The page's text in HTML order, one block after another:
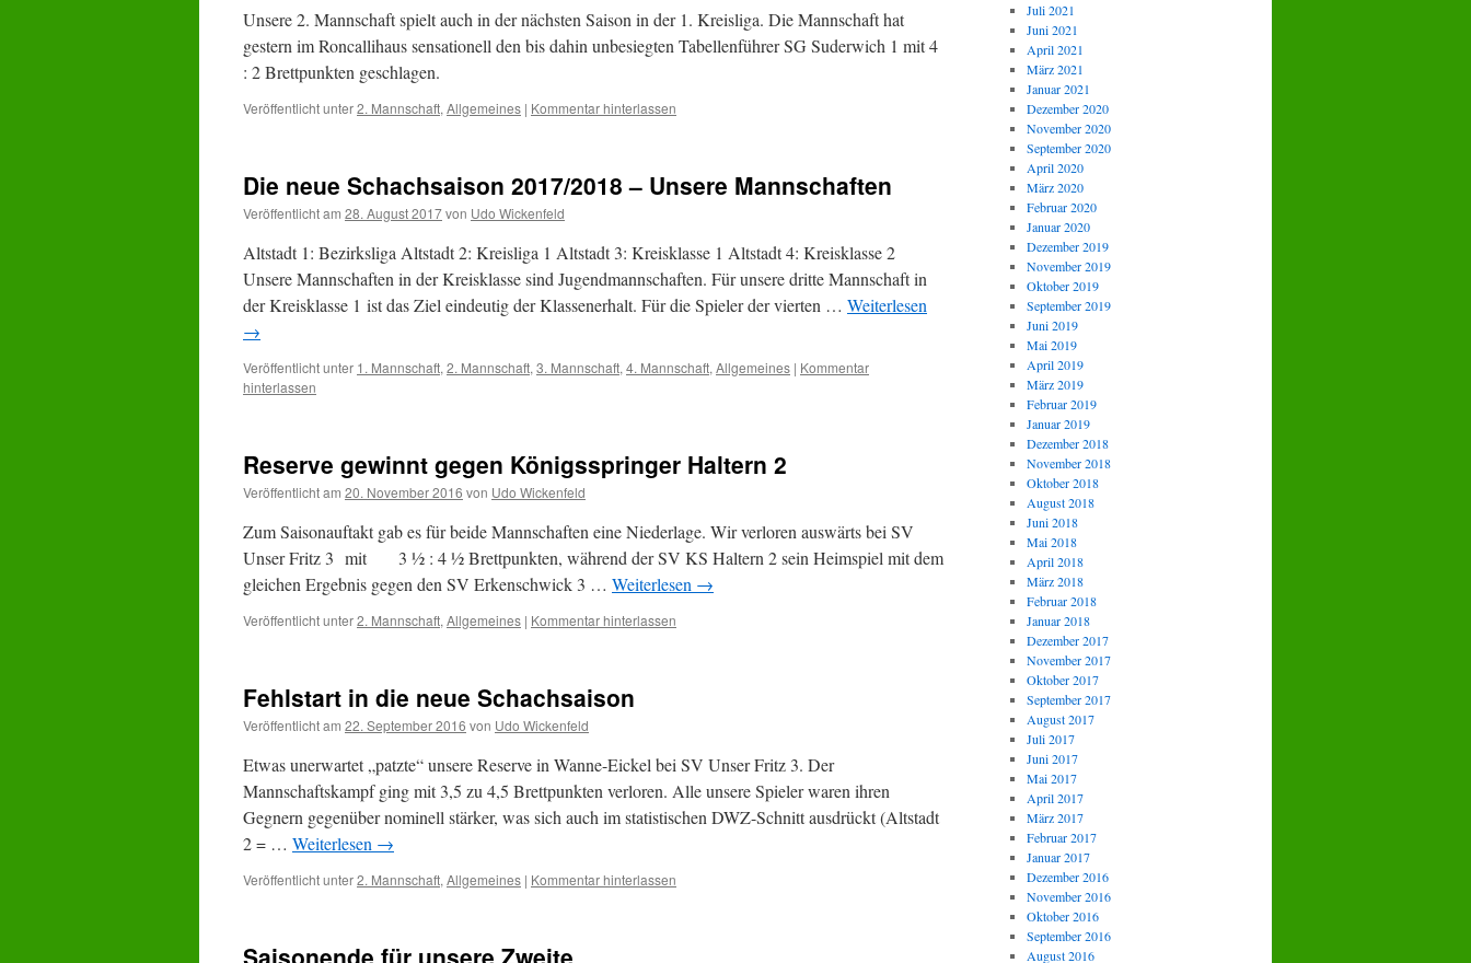
Unsere 2. Mannschaft spielt auch in der nächsten Saison in der 1. Kreisliga. Die Mannschaft hat
gestern im Roncallihaus sensationell den bis dahin unbesiegten Tabellenführer SG Suderwich 1 mit 4
: 2 Brettpunkten geschlagen.
Veröffentlicht unter2. Mannschaft, Allgemeines | Kommentar hinterlassen
Die neue Schachsaison 2017/2018 – Unsere Mannschaften
Veröffentlicht am 28. August 2017von Udo Wickenfeld
Altstadt 1: Bezirksliga Altstadt 2: Kreisliga 1 Altstadt 3: Kreisklasse 1 Altstadt 4: Kreisklasse 2
Unsere Mannschaften in der Kreisklasse sind Jugendmannschaften. Für unsere dritte Mannschaft in
der Kreisklasse 1 ist das Ziel eindeutig der Klassenerhalt. Für die Spieler der vierten … Weiterlesen
→
Veröffentlicht unter 1. Mannschaft, 2. Mannschaft, 3. Mannschaft, 4. Mannschaft, Allgemeines | Kommentar
hinterlassen
Reserve gewinnt gegen Königsspringer Haltern 2
Veröffentlicht am 20. November 2016 von Udo Wickenfeld
Zum Saisonauftakt gab es für beide Mannschaften eine Niederlage. Wir verloren auswärts bei SV
Unser Fritz 3 mit 3 ½ : 4 ½ Brettpunkten, während der SV KS Haltern 2 sein Heimspiel mit dem
gleichen Ergebnis gegen den SV Erkenschwick 3 … Weiterlesen →
Veröffentlicht unter2. Mannschaft, Allgemeines | Kommentar hinterlassen
Fehlstart in die neue Schachsaison
Veröffentlicht am 22. September 2016 von Udo Wickenfeld
Etwas unerwartet „patzte“ unsere Reserve in Wanne-Eickel bei SV Unser Fritz 3. Der
Mannschaftskampf ging mit 3,5 zu 4,5 Brettpunkten verloren. Alle unsere Spieler waren ihren
Gegnern gegenüber nominell stärker, was sich auch im statistischen DWZ-Schnitt ausdrückt (Altstadt
2 = … Weiterlesen →
Veröffentlicht unter2. Mannschaft, Allgemeines | Kommentar hinterlassen
Saisonende für unsere Zweite
Juli 2021
Juni 2021
April 2021
März 2021
Januar 2021
Dezember 2020
November 2020
September 2020
April 2020
März 2020
Februar 2020
Januar 2020
Dezember 2019
November 2019
Oktober 2019
September 2019
Juni 2019
Mai 2019
April 2019
März 2019
Februar 2019
Januar 2019
Dezember 2018
November 2018
Oktober 2018
August 2018
Juni 2018
Mai 2018
April 2018
März 2018
Februar 2018
Januar 2018
Dezember 2017
November 2017
Oktober 2017
September 2017
August 2017
Juli 2017
Juni 2017
Mai 2017
April 2017
März 2017
Februar 2017
Januar 2017
Dezember 2016
November 2016
Oktober 2016
September 2016
August 2016